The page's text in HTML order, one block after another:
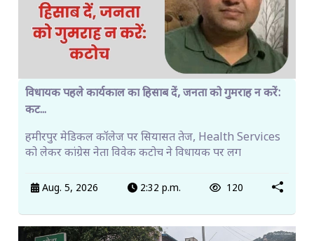
विधायक पहले कार्यकाल का हिसाब दें, जनता को गुमराह न करें:
कट...
हमीरपुर मेडिकल कॉलेज पर सियासत तेज, Health Services
को लेकर कांग्रेस नेता विवेक कटोच ने विधायक पर लग
Aug. 5, 2026 2:32 p.m. 120